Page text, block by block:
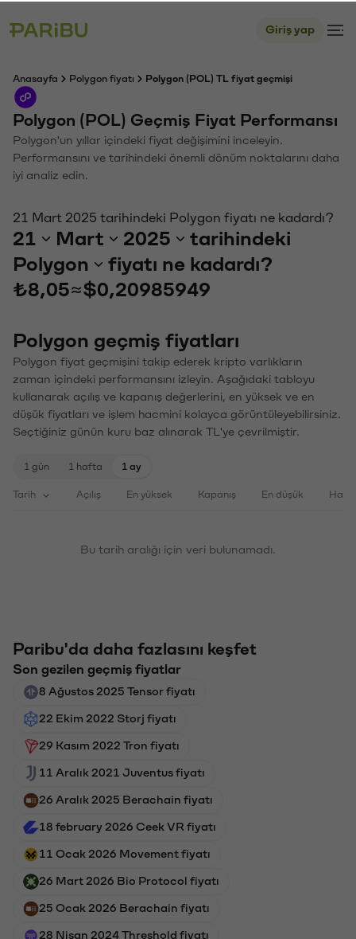
Giriş yap
Anasayfa Polygon fiyatı Polygon (POL) TL fiyat geçmişi
Polygon (POL) Geçmiş Fiyat Performansı
Polygon'un yıllar içindeki fiyat değişimini inceleyin.
Performansını ve tarihindeki önemli dönüm noktalarını daha
iyi analiz edin.
21 Mart 2025 tarihindeki Polygon fiyatı ne kadardı?
21 Mart 2025
tarihindeki
Polygon
fiyatı ne kadardı?
₺8,05≈$0,20985949
Polygon geçmiş fiyatları
Polygon fiyat geçmişini takip ederek kripto varlıkların
zaman içindeki performansını izleyin. Aşağıdaki tabloyu
kullanarak açılış ve kapanış değerlerini, en yüksek ve en
düşük fiyatları ve işlem hacmini kolayca görüntüleyebilirsiniz.
Seçtiğiniz günün kuru baz alınarak TL'ye çevrilmiştir.
1 gün 1 hafta 1 ay
Tarih Açılış En yüksek Kapanış En düşük
Bu tarih aralığı için veri bulunamadı.
Paribu'da daha fazlasını keşfet
Son gezilen geçmiş fiyatlar
8 Ağustos 2025 Tensor fiyatı
22 Ekim 2022 Storj fiyatı
29 Kasım 2022 Tron fiyatı
11 Aralık 2021 Juventus fiyatı
26 Aralık 2025 Berachain fiyatı
18 february 2026 Ceek VR fiyatı
11 Ocak 2026 Movement fiyatı
26 Mart 2026 Bio Protocol fiyatı
25 Ocak 2026 Berachain fiyatı
28 Nisan 2024 Threshold fiyatı